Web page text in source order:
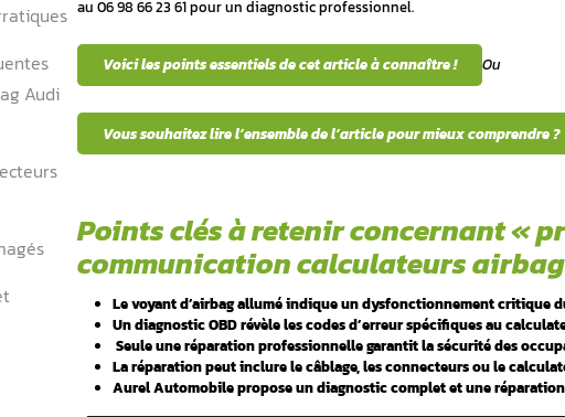
par
lors d’un
et erratiques
fréquentes
airbag Audi
Votrevoyant d’airbagreste-t-il allumé sur
de sécurité ? Cesproblèmes de
au 06 98 66 23 61 pour un diagnostic
Voici les points essentiels de cet
Vous souhaitez lire l’ensemble de